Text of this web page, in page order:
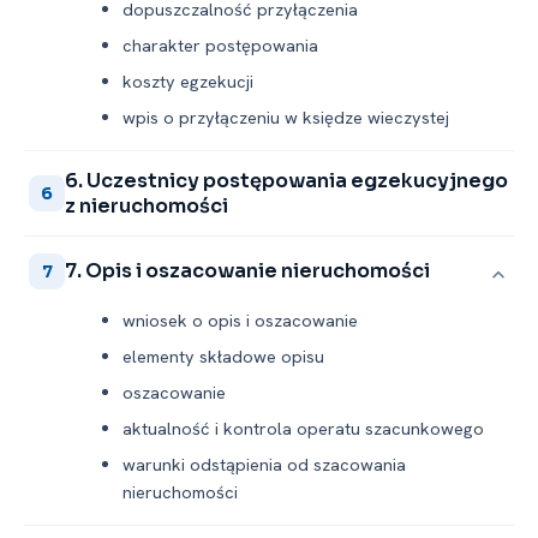
dopuszczalność przyłączenia
charakter postępowania
koszty egzekucji
wpis o przyłączeniu w księdze wieczystej
6
6. Uczestnicy postępowania egzekucyjnego
z nieruchomości
7 7. Opis i oszacowanie nieruchomości
wniosek o opis i oszacowanie
elementy składowe opisu
oszacowanie
aktualność i kontrola operatu szacunkowego
warunki odstąpienia od szacowania
nieruchomości